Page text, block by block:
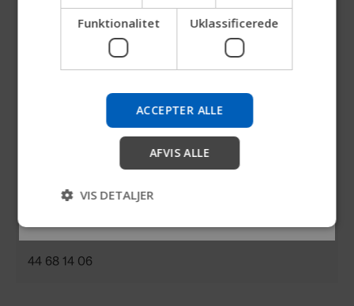
trine.jensen@permobil.com
44 68 14 06
Prøv vores nye Permobil-
guide
Vi tester en hurtigere måde at udforske produkter, få
virksomhedsoplysninger og finde enhedssupport.
Start
Spring over
SPANISH
Funktionalitet Uklassificerede
ACCEPTER ALLE
AFVIS ALLE
VIS DETALJER